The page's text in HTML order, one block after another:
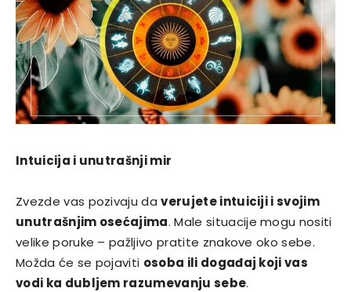
Intuicija i unutrašnji mir
Zvezde vas pozivaju daverujete intuiciji i svojim
unutrašnjim osećajima. Male situacije mogu nositi
velike poruke – pažljivo pratite znakove oko sebe.
Možda će se pojaviti osoba ili događaj koji vas
vodi ka dubljem razumevanju sebe.